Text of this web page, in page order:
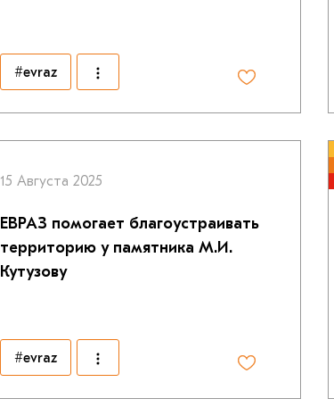
#evraz
15 Августа 2025
ЕВРАЗ помогает благоустраивать
территорию у памятника М.И.
Кутузову
#evraz